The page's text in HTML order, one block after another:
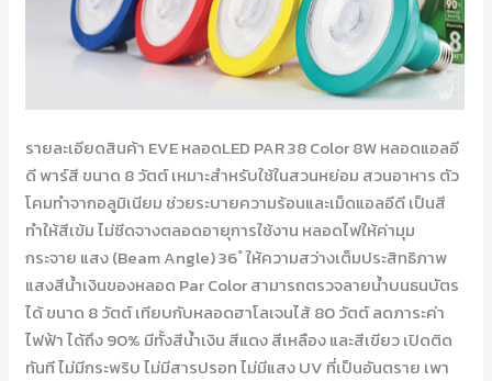
รายละเอียดสินค้า EVE หลอดLED PAR 38 Color 8W หลอดแอลอี
ดี พาร์สี ขนาด 8 วัตต์ เหมาะสำหรับใช้ในสวนหย่อม สวนอาหาร ตัว
โคมทำจากอลูมิเนียม ช่วยระบายความร้อนและเม็ดแอลอีดี เป็นสี
ทำให้สีเข้ม ไม่ซีดจางตลอดอายุการใช้งาน หลอดไฟให้ค่ามุม
กระจาย แสง (Beam Angle) 36 ํ ให้ความสว่างเต็มประสิทธิภาพ
แสงสีน้ำเงินของหลอด Par Color สามารถตรวจลายน้ำบนธนบัตร
ได้ ขนาด 8 วัตต์ เทียบกับหลอดฮาโลเจนไส้ 80 วัตต์ ลดภาระค่า
ไฟฟ้า ได้ถึง 90% มีทั้งสีน้ำเงิน สีแดง สีเหลือง และสีเขียว เปิดติด
ทันที ไม่มีกระพริบ ไม่มีสารปรอท ไม่มีแสง UV ที่เป็นอันตราย เพา